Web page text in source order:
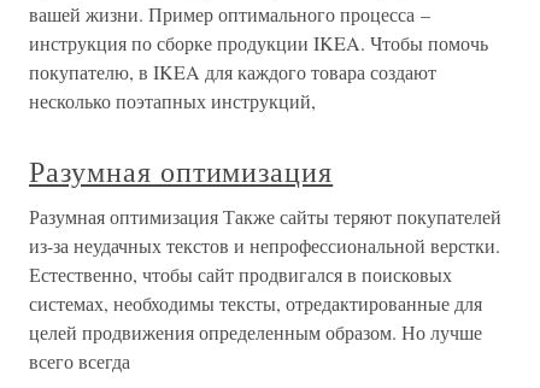
вашей жизни. Пример оптимального процесса –
инструкция по сборке продукции IKEA. Чтобы помочь
покупателю, в IKEA для каждого товара создают
несколько поэтапных инструкций,
Разумная оптимизация
Разумная оптимизация Также сайты теряют покупателей
из-за неудачных текстов и непрофессиональной верстки.
Естественно, чтобы сайт продвигался в поисковых
системах, необходимы тексты, отредактированные для
целей продвижения определенным образом. Но лучше
всего всегда